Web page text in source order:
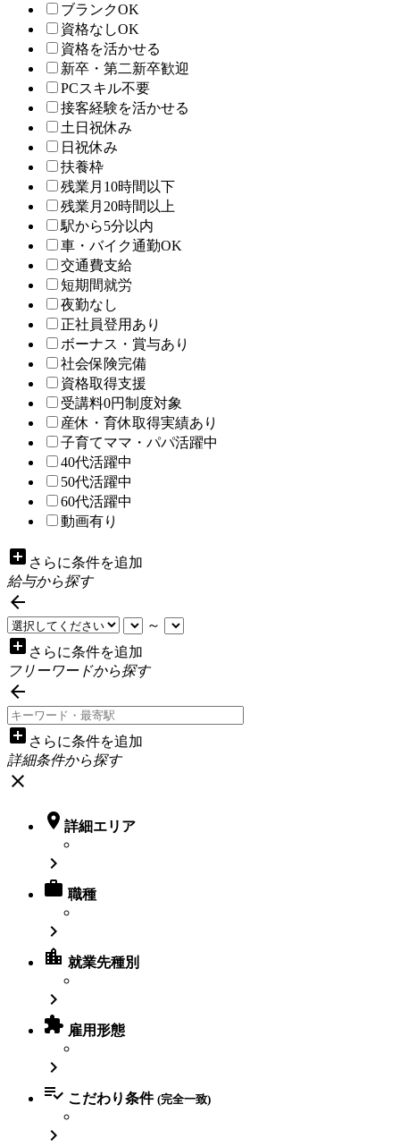
ブランクOK
資格なしOK
資格を活かせる
新卒・第二新卒歓迎
PCスキル不要
接客経験を活かせる
土日祝休み
日祝休み
扶養枠
残業月10時間以下
残業月20時間以上
駅から5分以内
車・バイク通勤OK
交通費支給
短期間就労
夜勤なし
正社員登用あり
ボーナス・賞与あり
社会保険完備
資格取得支援
受講料0円制度対象
産休・育休取得実績あり
子育てママ・パパ活躍中
40代活躍中
50代活躍中
60代活躍中
動画有り
add_box さらに条件を追加
給与から探す

～
add_box さらに条件を追加
フリーワードから探す

add_box さらに条件を追加
詳細条件から探す
close
 詳細エリア

 職種

location_city 就業先種別

 雇用形態

 こだわり条件 (完全一致)
